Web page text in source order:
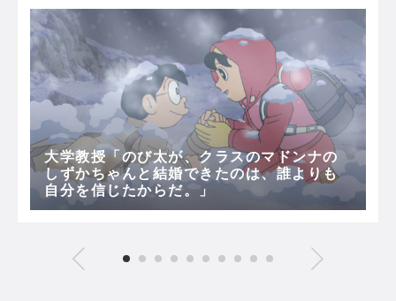
大学教授「のび太が、クラスのマドンナの
しずかちゃんと結婚できたのは、誰よりも
自分を信じたからだ。」